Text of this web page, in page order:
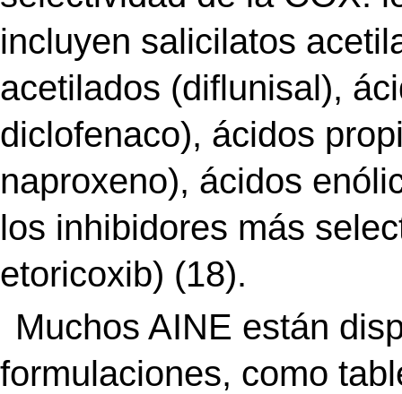
incluyen salicilatos
acetilados (diflunisal),
diclofenaco), ácidos
naproxeno), ácidos
los inhibidores más
etoricoxib) (18).
Muchos AINE están
formulaciones, como